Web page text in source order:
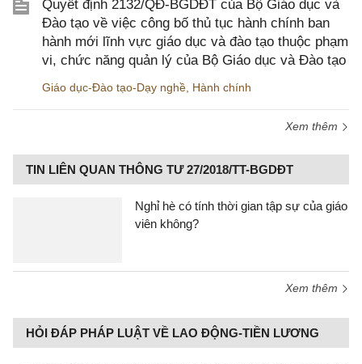
Quyết định 2132/QĐ-BGDĐT của Bộ Giáo dục và
Đào tạo về việc công bố thủ tục hành chính ban
hành mới lĩnh vực giáo dục và đào tạo thuộc phạm
vi, chức năng quản lý của Bộ Giáo dục và Đào tạo
Giáo dục-Đào tạo-Dạy nghề Hành chính
Xem thêm
TIN LIÊN QUAN THÔNG TƯ 27/2018/TT-BGDĐT
Nghỉ hè có tính thời gian tập sự của giáo
viên không?
Xem thêm
HỎI ĐÁP PHÁP LUẬT VỀ LAO ĐỘNG-TIỀN LƯƠNG